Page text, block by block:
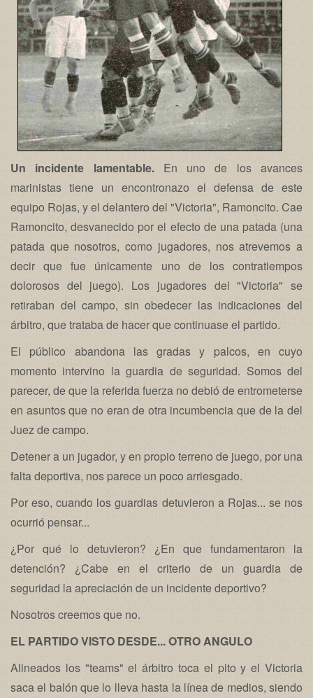
Un incidente lamentable. En uno de los avances
marinistas tiene un encontronazo el defensa de este
equipo Rojas, y el delantero del "Victoria", Ramoncito. Cae
Ramoncito, desvanecido por el efecto de una patada (una
patada que nosotros, como jugadores, nos atrevemos a
decir que fue únicamente uno de los contratiempos
dolorosos del juego). Los jugadores del "Victoria" se
retiraban del campo, sin obedecer las indicaciones del
árbitro, que trataba de hacer que continuase el partido.
El público abandona las gradas y palcos, en cuyo
momento intervino la guardia de seguridad. Somos del
parecer, de que la referida fuerza no debió de entrometerse
en asuntos que no eran de otra incumbencia que de la del
Juez de campo.
Detener a un jugador, y en propio terreno de juego, por una
falta deportiva, nos parece un poco arriesgado.
Por eso, cuando los guardias detuvieron a Rojas... se nos
ocurrió pensar...
¿Por qué lo detuvieron? ¿En que fundamentaron la
detención? ¿Cabe en el criterio de un guardia de
seguridad la apreciación de un incidente deportivo?
Nosotros creemos que no.
EL PARTIDO VISTO DESDE... OTRO ANGULO
Alineados los "teams" el árbitro toca el pito y el Victoria
saca el balón que lo lleva hasta la línea de medios, siendo